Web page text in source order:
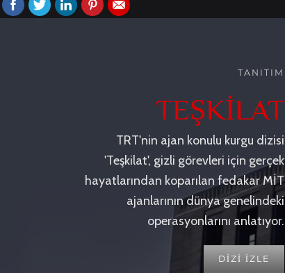
TANITIM
TEŞKİLAT
TRT'nin ajan konulu kurgu dizisi
'Teşkilat', gizli görevleri için gerçek
hayatlarından koparılan fedakar MİT
ajanlarının dünya genelindeki
operasyonlarını anlatıyor.
DİZİ İZLE